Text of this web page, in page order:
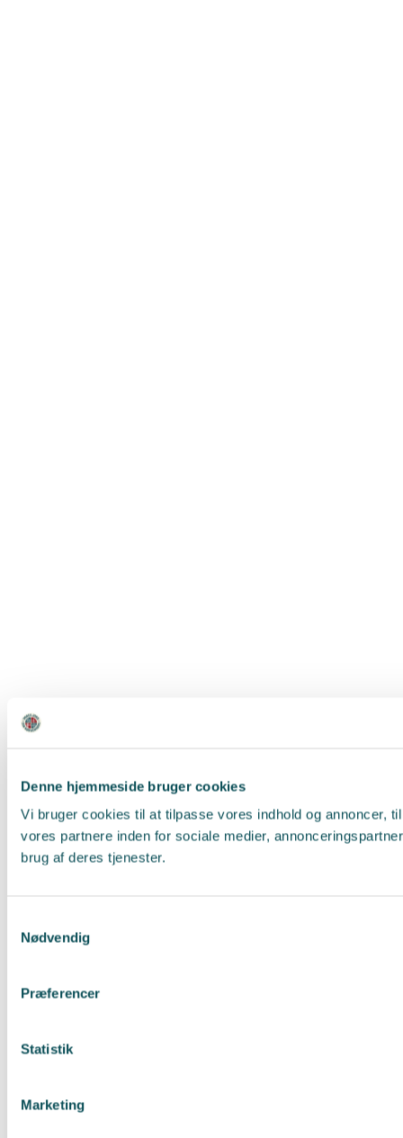
Denne hjemmeside bruger cookies
Vi bruger cookies til at tilpasse vores indhold og annoncer,
vores partnere inden for sociale medier,
brug af deres tjenester.
Nødvendig
Præferencer
Statistik
Marketing